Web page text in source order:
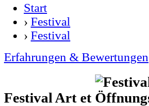
Start
› Festival
› Festival
Erfahrungen & Bewertungen
Festival Art et